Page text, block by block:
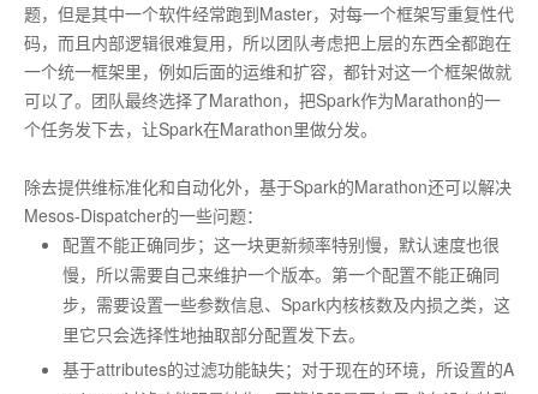
题，但是其中一个软件经常跑到Master，对每一个框架写重复性代
码，而且内部逻辑很难复用，所以团队考虑把上层的东西全都跑在
一个统一框架里，例如后面的运维和扩容，都针对这一个框架做就
可以了。团队最终选择了Marathon，把Spark作为Marathon的一
个任务发下去，让Spark在Marathon里做分发。
除去提供维标准化和自动化外，基于Spark的Marathon还可以解决
Mesos-Dispatcher的一些问题：
配置不能正确同步；这一块更新频率特别慢，默认速度也很
慢，所以需要自己来维护一个版本。第一个配置不能正确同
步，需要设置一些参数信息、Spark内核核数及内损之类，这
里它只会选择性地抽取部分配置发下去。
基于attributes的过滤功能缺失；对于现在的环境，所设置的A